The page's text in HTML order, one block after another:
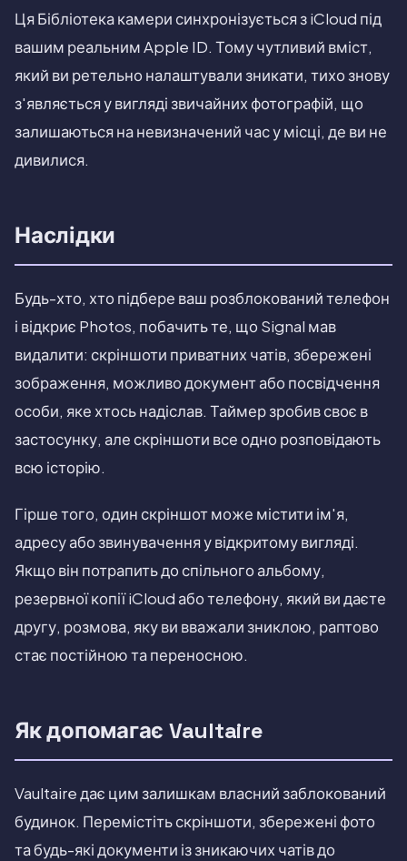
Ця Бібліотека камери синхронізується з iCloud під
вашим реальним Apple ID. Тому чутливий вміст,
який ви ретельно налаштували зникати, тихо знову
з'являється у вигляді звичайних фотографій, що
залишаються на невизначений час у місці, де ви не
дивилися.
Наслідки
Будь-хто, хто підбере ваш розблокований телефон
і відкриє Photos, побачить те, що Signal мав
видалити: скріншоти приватних чатів, збережені
зображення, можливо документ або посвідчення
особи, яке хтось надіслав. Таймер зробив своє в
застосунку, але скріншоти все одно розповідають
всю історію.
Гірше того, один скріншот може містити ім'я,
адресу або звинувачення у відкритому вигляді.
Якщо він потрапить до спільного альбому,
резервної копії iCloud або телефону, який ви даєте
другу, розмова, яку ви вважали зниклою, раптово
стає постійною та переносною.
Як допомагає Vaultaire
Vaultaire дає цим залишкам власний заблокований
будинок. Перемістіть скріншоти, збережені фото
та будь-які документи із зникаючих чатів до